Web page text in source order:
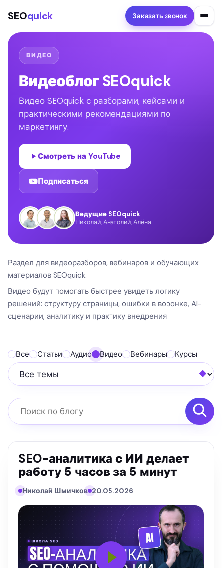
SEOquick Заказать звонок
ВИДЕО
Видеоблог SEOquick
Видео SEOquick с разборами, кейсами и
практическими рекомендациями по
маркетингу.
Смотреть на YouTube
Подписаться
Ведущие SEOquick
Николай, Анатолий, Алёна
Раздел для видеоразборов, вебинаров и обучающих
материалов SEOquick.
Видео будут помогать быстрее увидеть логику
решений: структуру страницы, ошибки в воронке, AI-
сценарии, аналитику и практику внедрения.
Все Статьи Аудио Видео Вебинары Курсы
Все темы
Поиск по блогу
SEO-аналитика с ИИ делает
работу 5 часов за 5 минут
Николай Шмичков 20.05.2026